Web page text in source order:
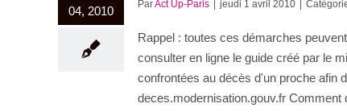
04, 2010 ParAct Up-Paris | jeudi 1 avril 2010 |
Rappel : toutes ces démarches
consulter en ligne le guide créé par le
confrontées au décès d'un proche afin
deces.modernisation.gouv.fr Comment